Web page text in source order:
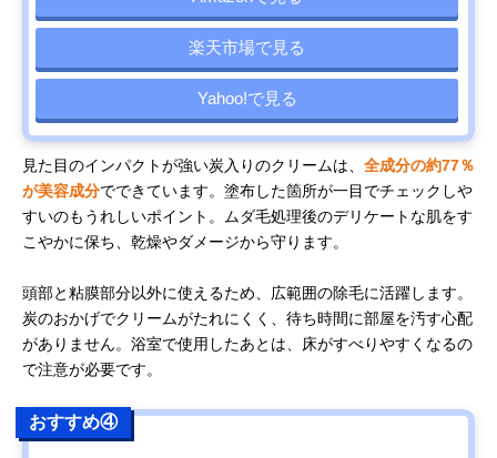
楽天市場で見る
Yahoo!で見る
見た目のインパクトが強い炭入りのクリームは、 全成分の約77％
が美容成分でできています。塗布した箇所が一目でチェックしや
すいのもうれしいポイント。ムダ毛処理後のデリケートな肌をす
こやかに保ち、乾燥やダメージから守ります。
頭部と粘膜部分以外に使えるため、広範囲の除毛に活躍します。
炭のおかげでクリームがたれにくく、待ち時間に部屋を汚す心配
がありません。浴室で使用したあとは、床がすべりやすくなるの
で注意が必要です。
おすすめ④